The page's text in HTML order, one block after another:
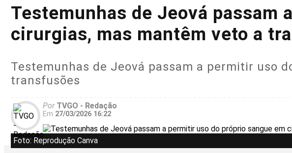
Testemunhas de Jeová passam
cirurgias, mas mantêm veto a
Testemunhas de Jeová passam a permitir uso
transfusões
PorTVGO - Redação
Em 27/03/2026 16:22
Foto: Reprodução Canva